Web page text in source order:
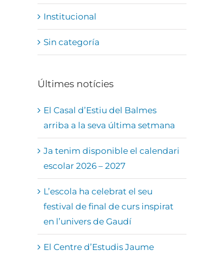
Institucional
Sin categoría
Últimes notícies
El Casal d’Estiu del Balmes
arriba a la seva última setmana
Ja tenim disponible el calendari
escolar 2026 – 2027
L’escola ha celebrat el seu
festival de final de curs inspirat
en l’univers de Gaudí
El Centre d’Estudis Jaume